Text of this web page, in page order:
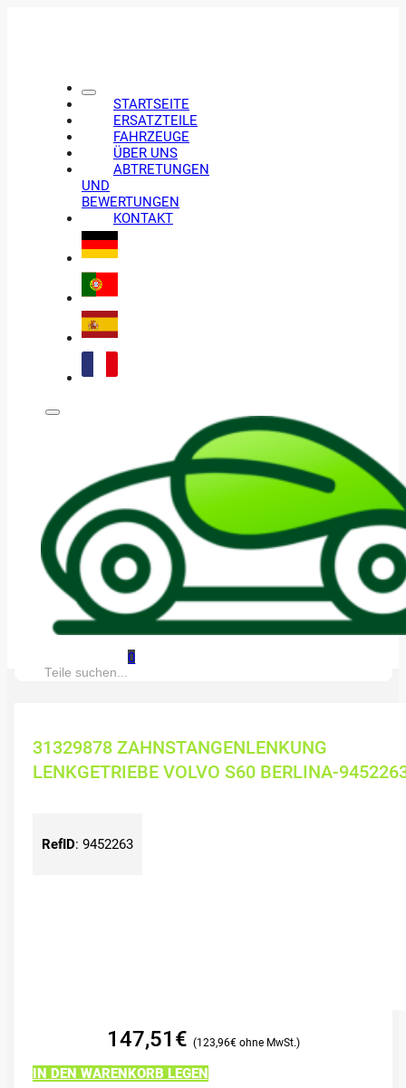
STARTSEITE
ERSATZTEILE
FAHRZEUGE
ÜBER UNS
ABTRETUNGEN
UND
BEWERTUNGEN
KONTAKT
0
Suche:
31329878 ZAHNSTANGENLENKUNG
LENKGETRIEBE VOLVO S60 BERLINA-
RefID: 9452263
147,51 € 123,96€
IN DEN WARENKORB LEGEN